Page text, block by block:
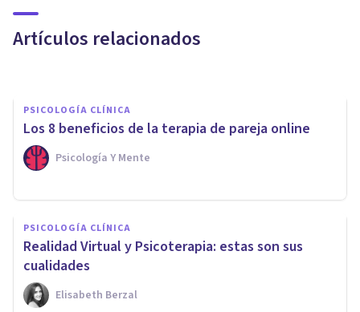
Artículos relacionados
online
PSICOLOGÍA CLÍNICA
​Los 8 beneficios de la terapia de pareja online
Psicología Y Mente
PSICOLOGÍA CLÍNICA
Realidad Virtual y Psicoterapia: estas son sus
cualidades
Elisabeth Berzal
el miedo irracional a las
palabras largas
Juan Armando Corbin